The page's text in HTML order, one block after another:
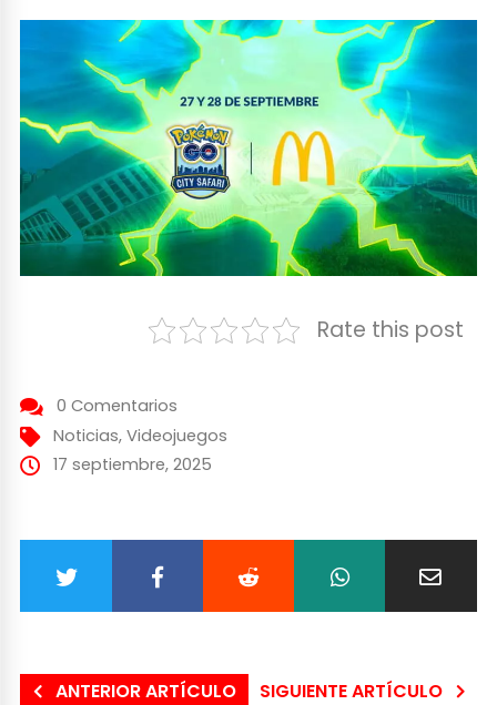
Rate this post
0 Comentarios
Noticias, Videojuegos
17 septiembre, 2025
ANTERIOR ARTÍCULO SIGUIENTE ARTÍCULO